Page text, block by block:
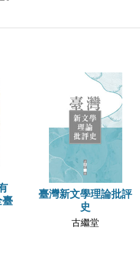
臺
臺灣新文學理論批評
史
古繼堂